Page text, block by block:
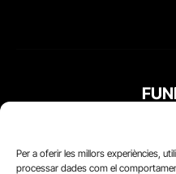
Per a oferir les millors experiències,
processar dades com el